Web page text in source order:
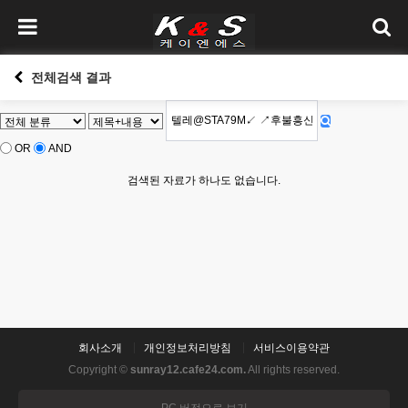
전체검색 결과
OR AND
검색된 자료가 하나도 없습니다.
회사소개 개인정보처리방침
서비스이용약관
Copyright © sunray12.cafe24.com.All rights reserved.